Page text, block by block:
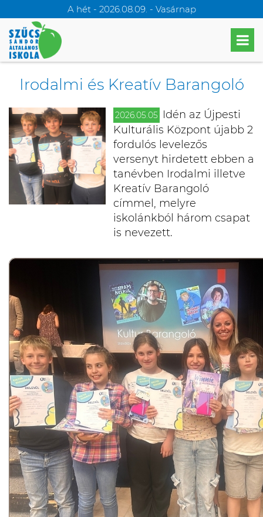
A hét - 2026.08.09. - Vasárnap
Irodalmi és Kreatív Barangoló
2026.05.05 Idén az Újpesti
Kulturális Központ újabb 2
fordulós levelezős
versenyt hirdetett ebben a
tanévben Irodalmi illetve
Kreatív Barangoló
címmel, melyre
iskolánkból három csapat
is nevezett.